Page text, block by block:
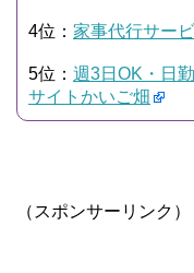
4位： 家事代行サー
5位： 週3日OK・日
サイトかいご畑
（スポンサーリンク）